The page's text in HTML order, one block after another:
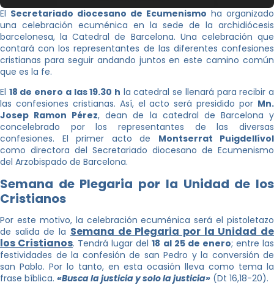
El Secretariado diocesano de Ecumenismo ha organizado
una celebración ecuménica en la sede de la archidiócesis
barcelonesa, la Catedral de Barcelona. Una celebración que
contará con los representantes de las diferentes confesiones
cristianas para seguir andando juntos en este camino común
que es la fe.
El 18 de enero a las 19.30 h la catedral se llenará para recibir a
las confesiones cristianas. Así, el acto será presidido por Mn.
Josep Ramon Pérez, dean de la catedral de Barcelona y
concelebrado por los representantes de las diversas
confesiones. El primer acto de Montserrat Puigdellívol
como directora del Secretariado diocesano de Ecumenismo
del Arzobispado de Barcelona.
Semana de Plegaria por la Unidad de los
Cristianos
Por este motivo, la celebración ecuménica será el pistoletazo
de salida de la Semana de Plegaria por la Unidad de
los Cristianos. Tendrá lugar del18 al 25 de enero; entre las
festividades de la confesión de san Pedro y la conversión de
san Pablo. Por lo tanto, en esta ocasión lleva como tema la
frase bíblica. «Busca la justicia y solo la justicia» (Dt 16,18-20).